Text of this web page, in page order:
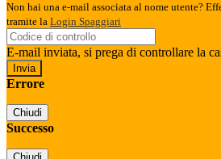
Non hai una e-mail associata al nome utente?
tramite la Login Spaggiari
E-mail inviata, si prega di controllare la
Errore
Chiudi
Successo